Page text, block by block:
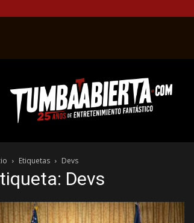
web
del
entretenimiento
el
género
fantástico.
Etiquetas Devs
Devs